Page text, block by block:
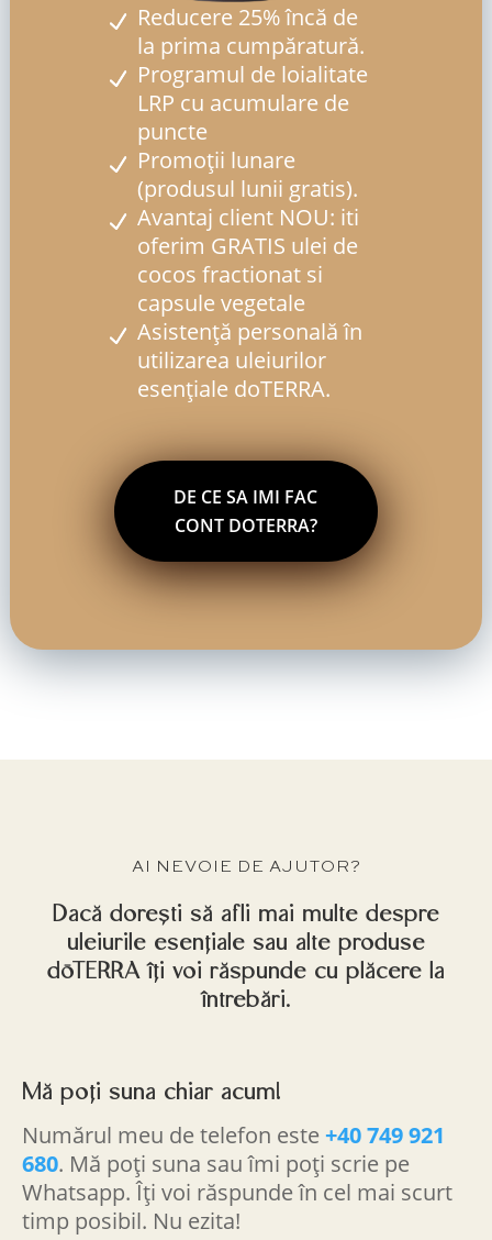
Reducere 25% încă de
la prima cumpăratură.
Programul de loialitate
LRP cu acumulare de
puncte
Promoții lunare
(produsul lunii gratis).
Avantaj client NOU: iti
oferim GRATIS ulei de
cocos fractionat si
capsule vegetale
Asistență personală în
utilizarea uleiurilor
esențiale doTERRA.
DE CE SA IMI FAC
CONT DOTERRA?
AI NEVOIE DE AJUTOR?
Dacă dorești să afli mai multe despre
uleiurile esențiale sau alte produse
dōTERRA îți voi răspunde cu plăcere la
întrebări.
Mă poți suna chiar acum!
Numărul meu de telefon este+40 749 921
680. Mă poți suna sau îmi poți scrie pe
Whatsapp. Îți voi răspunde în cel mai scurt
timp posibil. Nu ezita!